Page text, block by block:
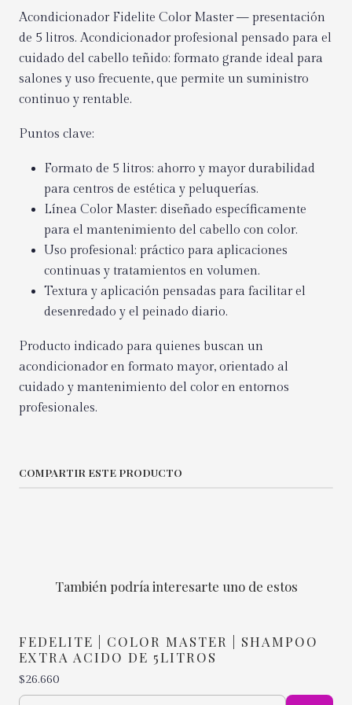
Acondicionador Fidelite Color Master — presentación
de 5 litros. Acondicionador profesional pensado para el
cuidado del cabello teñido: formato grande ideal para
salones y uso frecuente, que permite un suministro
continuo y rentable.
Puntos clave:
Formato de 5 litros: ahorro y mayor durabilidad
para centros de estética y peluquerías.
Línea Color Master: diseñado específicamente
para el mantenimiento del cabello con color.
Uso profesional: práctico para aplicaciones
continuas y tratamientos en volumen.
Textura y aplicación pensadas para facilitar el
desenredado y el peinado diario.
Producto indicado para quienes buscan un
acondicionador en formato mayor, orientado al
cuidado y mantenimiento del color en entornos
profesionales.
COMPARTIR ESTE PRODUCTO
También podría interesarte uno de estos
FEDELITE | COLOR MASTER | SHAMPOO
EXTRA ACIDO DE 5LITROS
$26.660